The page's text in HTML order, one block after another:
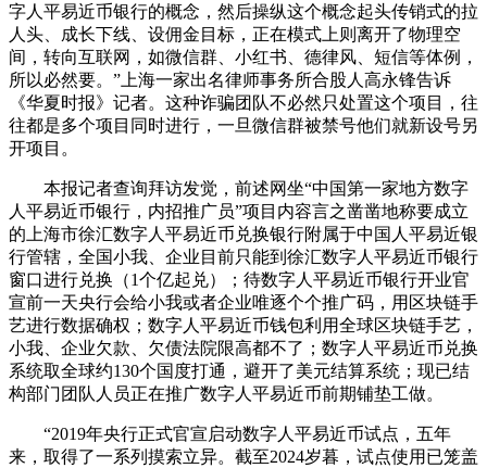
字人平易近币银行的概念，然后操纵这个概念起头传销式的拉
人头、成长下线、设佣金目标，正在模式上则离开了物理空
间，转向互联网，如微信群、小红书、德律风、短信等体例，
所以必然要。”上海一家出名律师事务所合股人高永锋告诉
《华夏时报》记者。这种诈骗团队不必然只处置这个项目，往
往都是多个项目同时进行，一旦微信群被禁号他们就新设号另
开项目。
本报记者查询拜访发觉，前述网坐“中国第一家地方数字
人平易近币银行，内招推广员”项目内容言之凿凿地称要成立
的上海市徐汇数字人平易近币兑换银行附属于中国人平易近银
行管辖，全国小我、企业目前只能到徐汇数字人平易近币银行
窗口进行兑换（1个亿起兑）；待数字人平易近币银行开业官
宣前一天央行会给小我或者企业唯逐个个推广码，用区块链手
艺进行数据确权；数字人平易近币钱包利用全球区块链手艺，
小我、企业欠款、欠债法院限高都不了；数字人平易近币兑换
系统取全球约130个国度打通，避开了美元结算系统；现已结
构部门团队人员正在推广数字人平易近币前期铺垫工做。
“2019年央行正式官宣启动数字人平易近币试点，五年
来，取得了一系列摸索立异。截至2024岁暮，试点使用已笼盖